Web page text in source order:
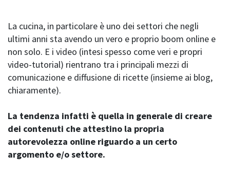
La cucina, in particolare è uno dei settori che negli
ultimi anni sta avendo un vero e proprio boom online e
non solo. E i video (intesi spesso come veri e propri
video-tutorial) rientrano tra i principali mezzi di
comunicazione e diffusione di ricette (insieme ai blog,
chiaramente).
La tendenza infatti è quella in generale di creare
dei contenuti che attestino la propria
autorevolezza online riguardo a un certo
argomento e/o settore.